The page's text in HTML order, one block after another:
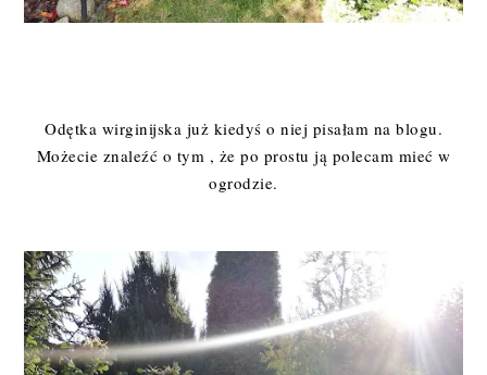
Odętka wirginijska już kiedyś o niej pisałam na blogu.
Możecie znaleźć o tym , że po prostu ją polecam mieć w
ogrodzie.